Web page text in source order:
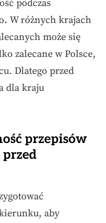
podczas
W różnych krajach
może się
zalecane w Polsce,
Dlatego przed
dla kraju
przepisów
aby